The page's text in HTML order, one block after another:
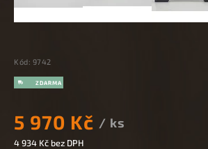
Kód: 9742
5 970 Kč / ks
4 934 Kč bez DPH